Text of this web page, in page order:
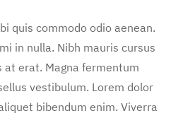
quis commodo odio aenean.
in nulla. Nibh mauris cursus
erat. Magna fermentum
vestibulum. Lorem dolor
bibendum enim. Viverra